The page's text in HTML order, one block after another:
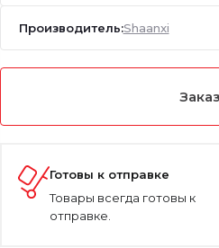
Производитель:Shaanxi
Готовы к отправке
Товары всегда готовы к
отправке.